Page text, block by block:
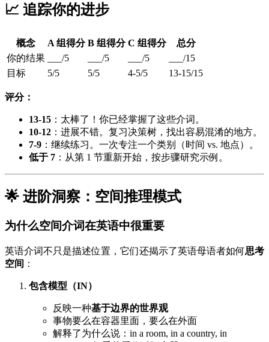
📈 追踪你的进步
概念 A 组得分 B 组得分 C 组得分
总分
你的结果
___/5 ___/5 ___/5
___/15
目标
5/5 5/5 4-5/5 13-15/15
评分：
13-15 ：太棒了！你已经掌握了这些介词。
10-12 ：进展不错。复习决策树，找出容易混淆的地方。
7-9 ：继续练习。一次专注一个类别（时间 vs. 地点）。
低于 7 ：从第 1 节重新开始，按步骤研究示例。
🌟 进阶洞察：空间推理模式
为什么空间介词在英语中很重要
英语介词不只是描述位置，它们还揭示了英语母语者如何思考
空间 ：
包含模型（IN）
反映一种基于边界的世界观
事物要么在容器里面，要么在外面
解释了为什么说：in a room, in a country, in